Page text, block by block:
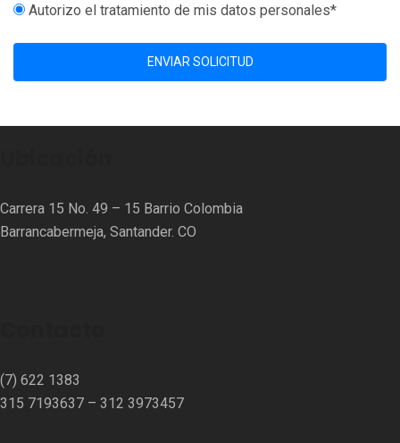
Autorizo el tratamiento de mis datos personales*
ENVIAR SOLICITUD
Carrera 15 No. 49 – 15 Barrio Colombia
Barrancabermeja, Santander. CO
(7) 622 1383
315 7193637 – 312 3973457⁣⁣